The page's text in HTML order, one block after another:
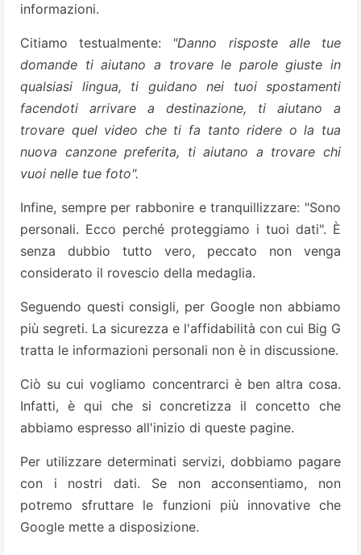
informazioni.
Citiamo testualmente: "Danno risposte alle tue
domande ti aiutano a trovare le parole giuste in
qualsiasi lingua, ti guidano nei tuoi spostamenti
facendoti arrivare a destinazione, ti aiutano a
trovare quel video che ti fa tanto ridere o la tua
nuova canzone preferita, ti aiutano a trovare chi
vuoi nelle tue foto".
Infine, sempre per rabbonire e tranquillizzare: "Sono
personali. Ecco perché proteggiamo i tuoi dati". È
senza dubbio tutto vero, peccato non venga
considerato il rovescio della medaglia.
Seguendo questi consigli, per Google non abbiamo
più segreti. La sicurezza e l'affidabilità con cui Big G
tratta le informazioni personali non è in discussione.
Ciò su cui vogliamo concentrarci è ben altra cosa.
Infatti, è qui che si concretizza il concetto che
abbiamo espresso all'inizio di queste pagine.
Per utilizzare determinati servizi, dobbiamo pagare
con i nostri dati. Se non acconsentiamo, non
potremo sfruttare le funzioni più innovative che
Google mette a disposizione.